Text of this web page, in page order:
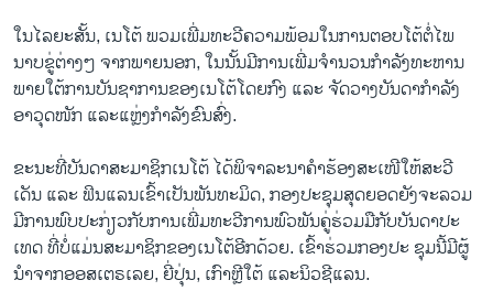
​ໃນ​ໄລຍະ​ສັ້ນ, ເນ​ໂຕ້ ພວມ​ເພີ່ມ​ທະວີ​ຄວາມ​ພ້ອມ​ໃນ​ການ​ຕອບ​ໂຕ້ຕໍ່​ໄພ​
ນາບ​ຂູ່ຕ່າງໆ​ ຈາກ​ພາຍ​ນອກ, ​ໃນ​ນັ້ນ​ມີ​ການ​ເພີ່ມ​ຈຳນວນ​ກຳລັງ​ທະຫານ​
ພາຍ​ໃຕ້​ການ​ບັນຊາ​ການ​ຂອງເນ​ໂຕ້​ໂດຍ​ກົງ ​ແລະ ຈັດ​ວາງ​ບັນດາ​ກຳລັງ​
ອາວຸດ​ໜັກ ​ແລະແຫຼ່ງກຳລັງ​ຂົນ​ສົ່ງ.
ຂະນະ​ທີ່​ບັນດາ​ສະມາຊິກເນ​ໂຕ້ ​ໄດ້​ພິຈາລະນາ​ຄຳ​ຮ້ອງ​ສະ​ເໜີ​ໃຫ້​ສະ​ວີ​
ເດັນ ​ແລະ ຟິນ​ແລນເຂົ້າ​ເປັນ​ພັນທະ​ມິດ, ກອງ​ປະຊຸມ​ສຸດ​ຍອດ​ຍັງ​ຈະ​ລວມ
ມີການພົບ​ປະ​ກ່ຽວ​ກັບ​ການ​ເພີ່ມ​ທະວີ​ການ​ພົວພັນ​ຄູ່​ຮ່ວມ​ມື​ກັບ​ບັນດາ​ປະ​
ເທດ ​ທີ່​ບໍ່​ແມ່ນສະ​ມາ​ຊິກ​ຂອງເນ​ໂຕ້ອີກ​ດ້ວຍ. ​ເຂົ້າ​ຮ່ວມ​ກອງ​ປະ ຊຸມນີ້​ມີ​ຜູ້
ນຳ​ຈາກ​ອອ​ສ​ເຕ​ຣເລຍ, ຍີ່ປຸ່ນ, ​ເກົາຫຼີ​ໃຕ້ ​ແລະນິວຊີ​ແລນ.